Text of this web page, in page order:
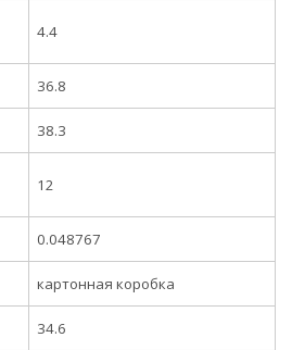
4.4
36.8
38.3
12
0.048767
картонная коробка
34.6